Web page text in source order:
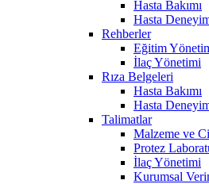
Hasta Bakımı
Hasta
Rehberler
Eğitim
İlaç Yönetimi
Rıza Belgeleri
Hasta Bakımı
Hasta
Talimatlar
Malzeme ve
Protez
İlaç Yönetimi
Kurumsal